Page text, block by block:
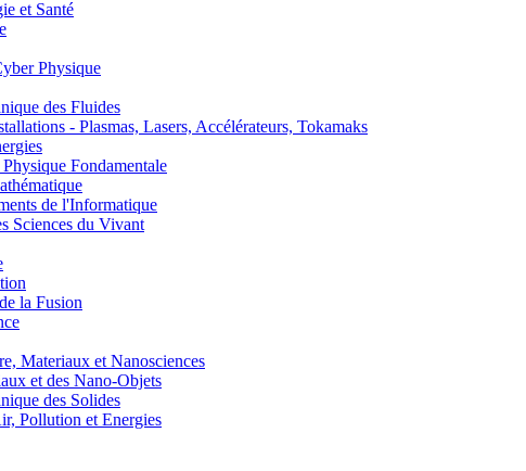
et Santé
Physique
des Fluides
- Plasmas, Lasers, Accélérateurs, Tokamaks
Fondamentale
de l'Informatique
Sciences du Vivant
la Fusion
Materiaux et Nanosciences
et des Nano-Objets
des Solides
Pollution et Energies